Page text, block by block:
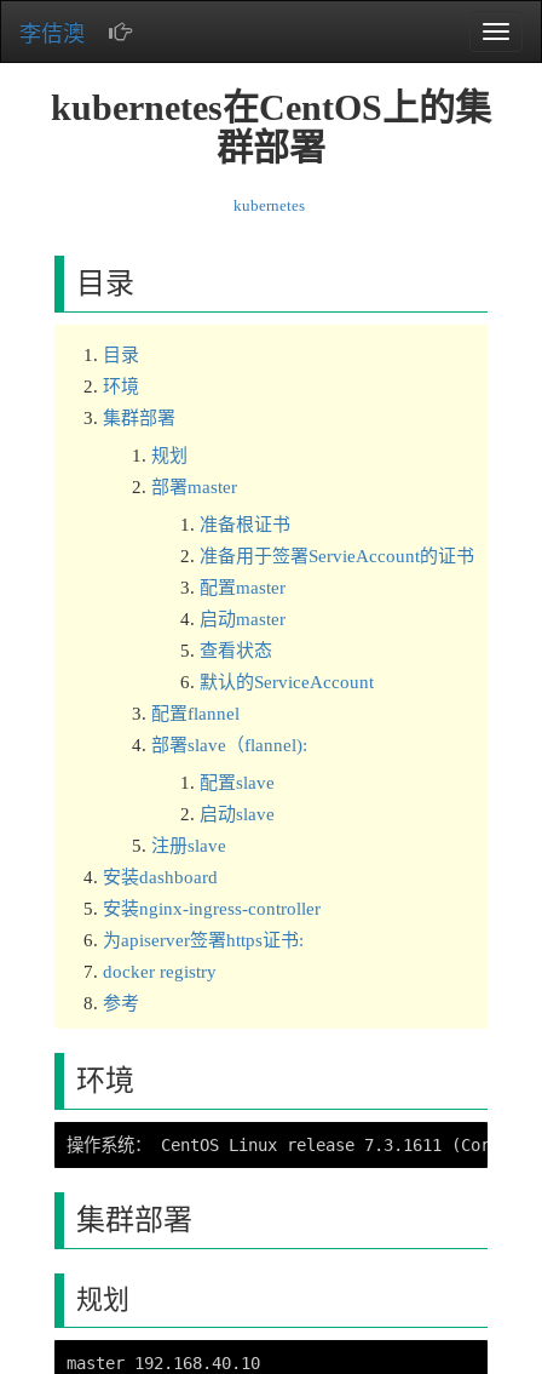
Toggle
李佶澳
kubernetes在CentOS上的集
群部署
kubernetes
目录
目录
环境
集群部署
规划
部署master
准备根证书
准备用于签署ServieAccount的证书
配置master
启动master
查看状态
默认的ServiceAccount
配置flannel
部署slave（flannel):
配置slave
启动slave
注册slave
安装dashboard
安装nginx-ingress-controller
为apiserver签署https证书:
docker registry
参考
环境
集群部署
规划
master 192.168.40.10